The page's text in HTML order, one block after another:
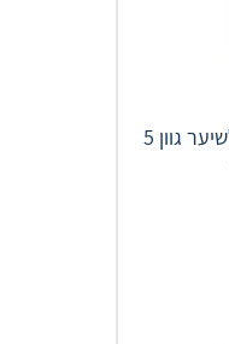
נטורטינט צבע לשיער גוון 5M מהגוני